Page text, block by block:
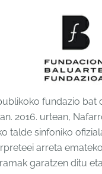
fundazio
2016. urtean,
talde sinfoniko
arreta
garatzen ditu